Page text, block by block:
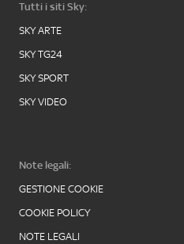
Tutti i siti Sky:
SKY ARTE
SKY TG24
SKY SPORT
SKY VIDEO
Note legali:
GESTIONE COOKIE
COOKIE POLICY
NOTE LEGALI